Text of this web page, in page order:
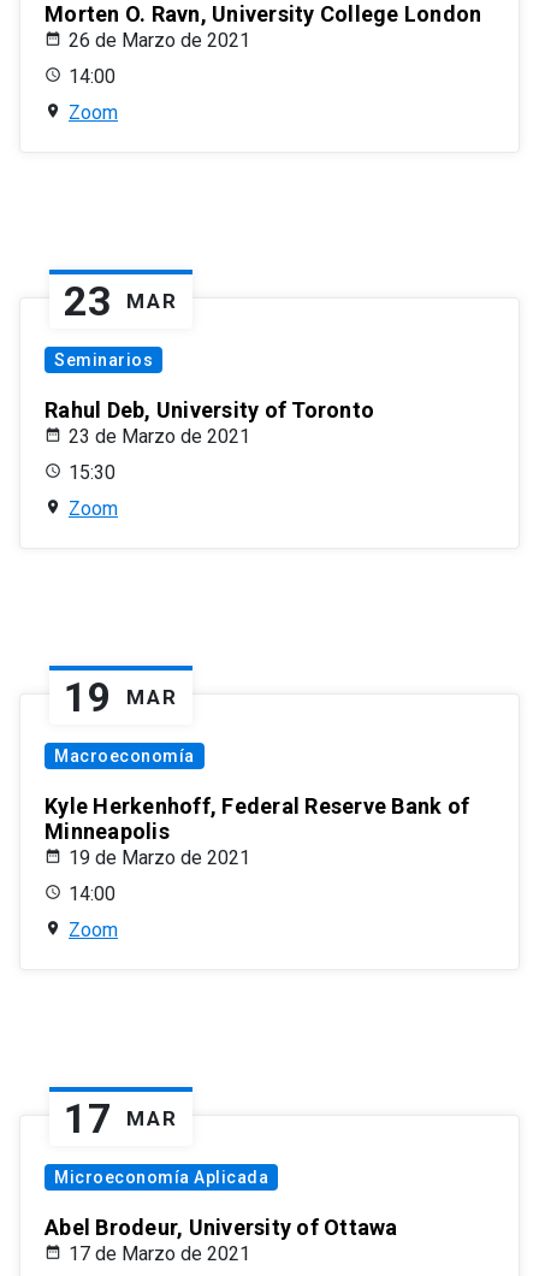
Morten O. Ravn, University College London
26 de Marzo de 2021
14:00
Zoom
23 MAR
Seminarios
Rahul Deb, University of Toronto
23 de Marzo de 2021
15:30
Zoom
19 MAR
Macroeconomía
Kyle Herkenhoff, Federal Reserve Bank of
Minneapolis
19 de Marzo de 2021
14:00
Zoom
17 MAR
Microeconomía Aplicada
Abel Brodeur, University of Ottawa
17 de Marzo de 2021